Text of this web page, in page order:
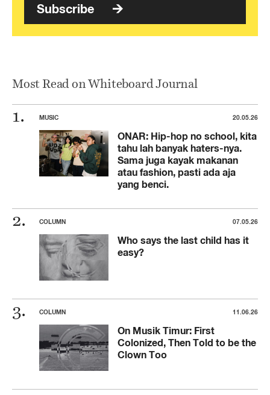
Subscribe
Most Read on Whiteboard Journal
MUSIC 20.05.26
ONAR: Hip-hop no school, kita
tahu lah banyak haters-nya.
Sama juga kayak makanan
atau fashion, pasti ada aja
yang benci.
COLUMN 07.05.26
Who says the last child has it
easy?
COLUMN 11.06.26
On Musik Timur: First
Colonized, Then Told to be the
Clown Too